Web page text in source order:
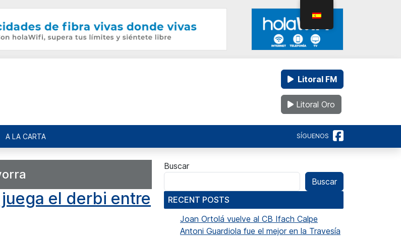
Litoral FM
Litoral Oro
A LA CARTA SÍGUENOS
el derbi entre
Buscar
Buscar
RECENT POSTS
Joan Ortolá vuelve al CB Ifach Calpe
Antoni Guardiola fue el mejor en la Travesía